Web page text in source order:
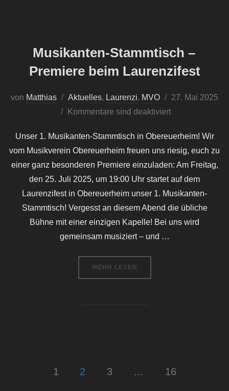
Musikanten-Stammtisch –
Premiere beim Laurenzifest
von Matthias Aktuelles, Laurenzi, MVO
Veröffentlicht
27. Mai 2025
Kommentare sind deaktiviert
Unser 1. Musikanten-Stammtisch in Obereuerheim! Wir
vom Musikverein Obereuerheim freuen uns riesig, euch zu
einer ganz besonderen Premiere einzuladen: Am Freitag,
den 25. Juli 2025, um 19:00 Uhr startet auf dem
Laurenzifest in Obereuerheim unser 1. Musikanten-
Stammtisch! Vergesst an diesem Abend die übliche
Bühne mit einer einzigen Kapelle! Bei uns wird
gemeinsam musiziert – und …
MEHR ÜBER „MUSIKANTEN-
LESEN
Seitennummerierung
1 2 3 … 16